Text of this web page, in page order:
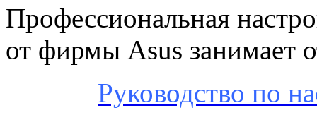
Профессиональная
от фирмы Asus занимает
Руководство по